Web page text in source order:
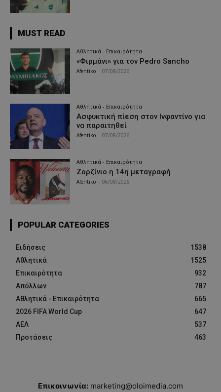
MUST READ
Αθλητικά - Επικαιρότητα
«Φιρμάνι» για τον Pedro Sancho
Afentiko 07/08/2026
Αθλητικά - Επικαιρότητα
Ασφυκτική πίεση στον Ινφαντίνο για
να παραιτηθεί
Afentiko 07/08/2026
Αθλητικά - Επικαιρότητα
Ζορζίνιο η 14η μεταγραφή
Afentiko 06/08/2026
POPULAR CATEGORIES
Ειδήσεις
1538
Αθλητικά
1525
Επικαιρότητα
932
Απόλλων
787
Αθλητικά - Επικαιρότητα
665
2026 FIFA World Cup
647
ΑΕΛ
537
Προτάσεις
463
Επικοινωνία: marketing@oloimedia.com